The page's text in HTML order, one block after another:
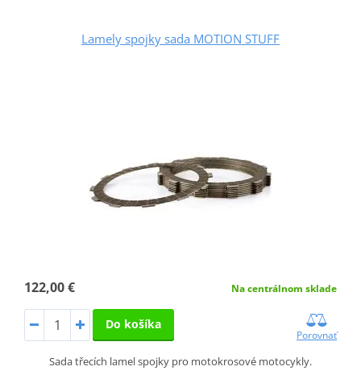
Lamely spojky sada MOTION STUFF
122,00 € Na centrálnom sklade
Do košíka
Porovnať
Sada třecích lamel spojky pro motokrosové motocykly.